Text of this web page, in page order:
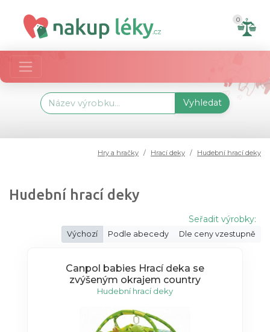
0
Vyhledat
Hry a hračky Hrací deky Hudební hrací deky
Hudební hrací deky
Seřadit výrobky:
Výchozí Podle abecedy Dle ceny vzestupně
Canpol babies Hrací deka se
zvýšeným okrajem country
Hudební hrací deky